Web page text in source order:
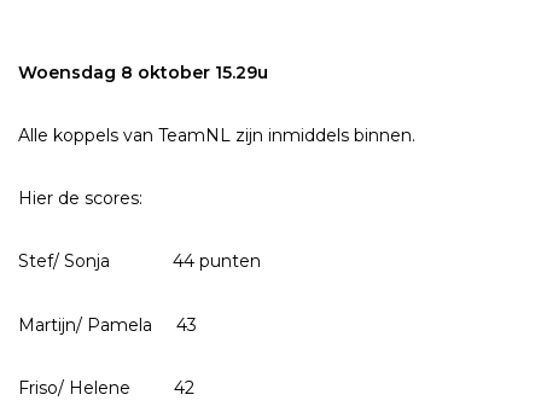
Woensdag 8 oktober 15.29u
Alle koppels van TeamNL zijn inmiddels binnen.
Hier de scores:
Stef/ Sonja 44 punten
Martijn/ Pamela 43
Friso/ Helene 42